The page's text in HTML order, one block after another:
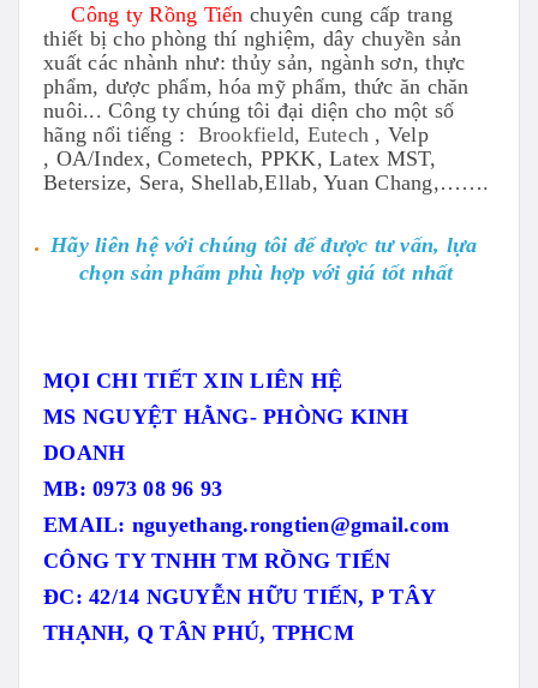
Công ty Rồng Tiến chuyên cung cấp trang
thiết bị cho phòng thí nghiệm, dây chuyền sản
xuất các nhành như: thủy sản, ngành sơn, thực
phẩm, dược phẩm, hóa mỹ phẩm, thức ăn chăn
nuôi... Công ty chúng tôi đại diện cho một số
hãng nổi tiếng : Brookfield, Eutech , Velp
, OA/Index, Cometech, PPKK, Latex MST,
Betersize, Sera, Shellab,Ellab, Yuan Chang,…….
Hãy liên hệ với chúng tôi để được tư vấn, lựa
chọn sản phẩm phù hợp với giá tốt nhất
MỌI CHI TIẾT XIN LIÊN HỆ
MS NGUYỆT HẰNG- PHÒNG KINH
DOANH
MB: 0973 08 96 93
EMAIL: nguyethang.rongtien@gmail.com
CÔNG TY TNHH TM RỒNG TIẾN
ĐC: 42/14 NGUYỄN HỮU TIẾN, P TÂY
THẠNH, Q TÂN PHÚ, TPHCM